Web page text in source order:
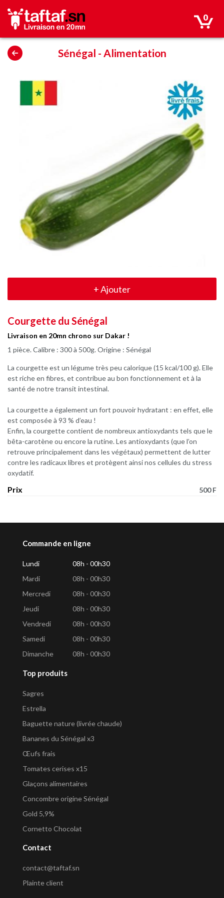
0
Sénégal - Alimentation
+Ajouter
Courgette du Sénégal
Livraison en 20mn chrono sur Dakar !
1 pièce. Calibre : 300 à 500g. Origine : Sénégal
La courgette est un légume très peu calorique (15 kcal/100 g). Elle
est riche en fibres, et contribue au bon fonctionnement et à la
santé de notre transit intestinal.
La courgette a également un fort pouvoir hydratant : en effet, elle
est composée à 93 % d’eau !
Enfin, la courgette contient de nombreux antioxydants tels que le
bêta-carotène ou encore la rutine. Les antioxydants (que l’on
retrouve principalement dans les végétaux) permettent de lutter
contre les radicaux libres et protègent ainsi nos cellules du stress
oxydatif.
Prix 500 F
Commande en ligne
Lundi
08h - 00h30
Mardi
08h - 00h30
Mercredi
08h - 00h30
Jeudi
08h - 00h30
Vendredi
08h - 00h30
Samedi
08h - 00h30
Dimanche
08h - 00h30
Top produits
Sagres
Estrella
Baguette nature (livrée chaude)
Bananes du Sénégal x3
Œufs frais
Tomates cerises x15
Glaçons alimentaires
Concombre origine Sénégal
Gold 5,9%
Cornetto Chocolat
Contact
contact@taftaf.sn
Plainte client